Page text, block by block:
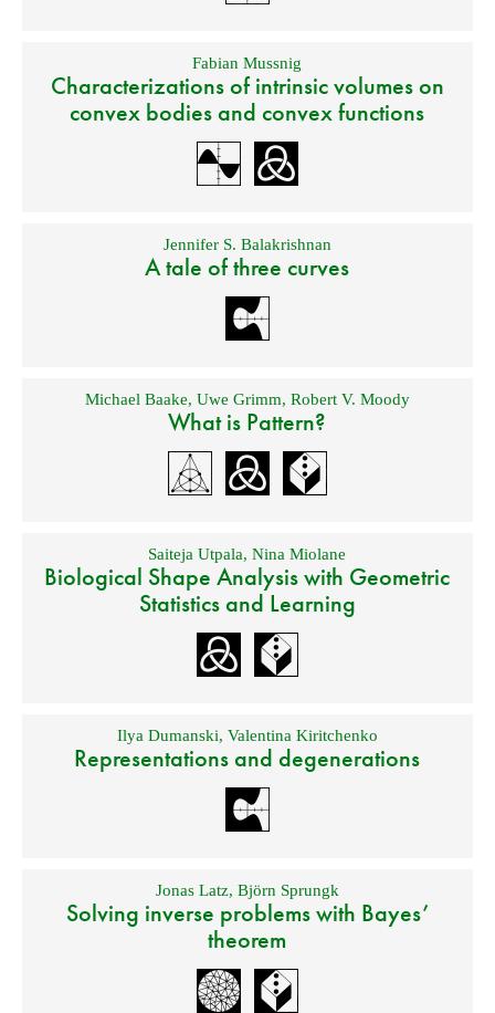
Fabian Mussnig
Characterizations of intrinsic volumes on
convex bodies and convex functions
Jennifer S. Balakrishnan
A tale of three curves
Michael Baake, Uwe Grimm, Robert V. Moody
What is Pattern?
Saiteja Utpala,Nina Miolane
Biological Shape Analysis with Geometric
Statistics and Learning
Ilya Dumanski, Valentina Kiritchenko
Representations and degenerations
Jonas Latz, Björn Sprungk
Solving inverse problems with Bayes’
theorem